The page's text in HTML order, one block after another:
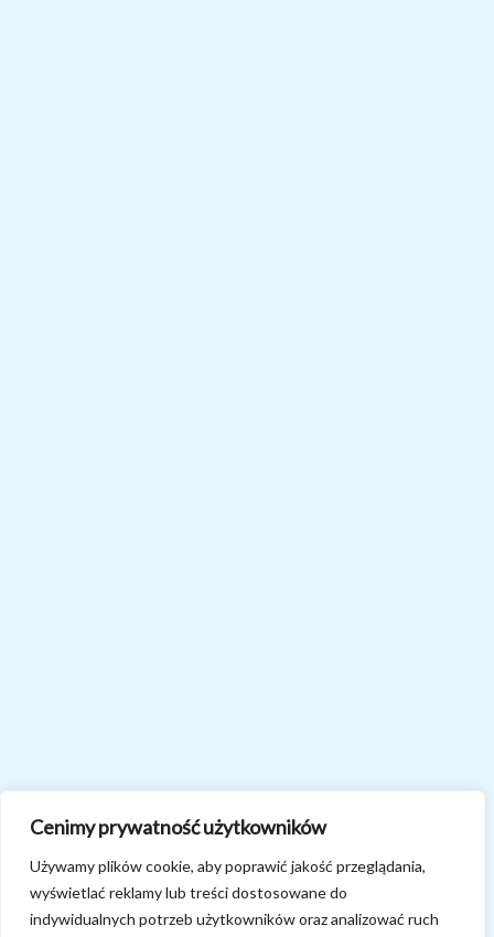
Cenimy prywatność użytkowników
Używamy plików cookie, aby poprawić jakość przeglądania,
wyświetlać reklamy lub treści dostosowane do
indywidualnych potrzeb użytkowników oraz analizować ruch